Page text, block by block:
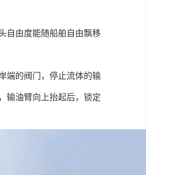
自由度能随船舶自由飘移
端的阀门，停止流体的输
输油臂向上抬起后，锁定